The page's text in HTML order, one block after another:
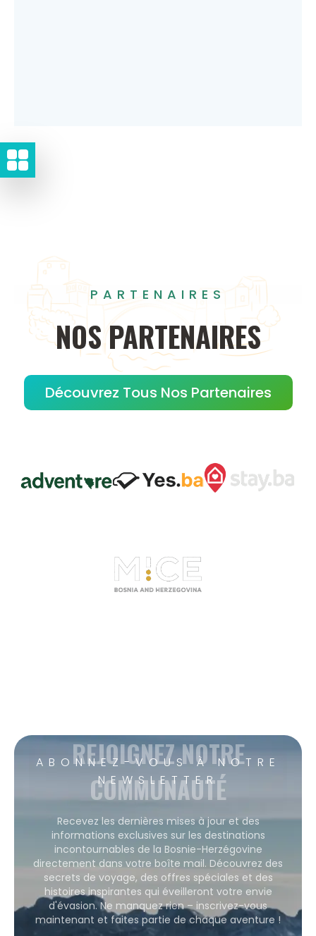
PARTENAIRES
NOS PARTENAIRES
Découvrez Tous Nos Partenaires
ABONNEZ-VOUS À NOTRE
NEWSLETTER
REJOIGNEZ NOTRE
COMMUNAUTÉ
Recevez les dernières mises à jour et des
informations exclusives sur les destinations
incontournables de la Bosnie-Herzégovine
directement dans votre boîte mail. Découvrez des
secrets de voyage, des offres spéciales et des
histoires inspirantes qui éveilleront votre envie
d'évasion. Ne manquez rien – inscrivez-vous
maintenant et faites partie de chaque aventure !